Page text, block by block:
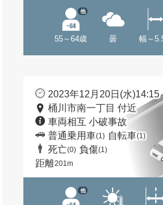
55～64歳
他
曇 幅～
2023年12月20日(水)14:15
桶川市南一丁目 付近
車両相互 小破事故
普通乗用車(1) 自転車(1)
死亡(0) 負傷(1)
距離201m
他